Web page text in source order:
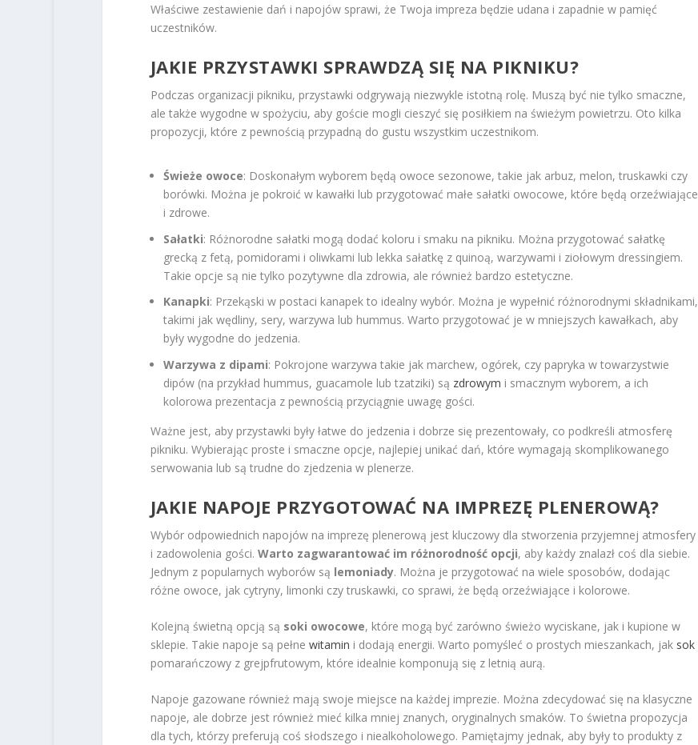
Właściwe zestawienie dań i napojów sprawi, że Twoja impreza będzie udana i zapadnie w pamięć
uczestników.
JAKIE PRZYSTAWKI SPRAWDZĄ SIĘ NA PIKNIKU?
Podczas organizacji pikniku, przystawki odgrywają niezwykle istotną rolę. Muszą być nie tylko smaczne,
ale także wygodne w spożyciu, aby goście mogli cieszyć się posiłkiem na świeżym powietrzu. Oto kilka
propozycji, które z pewnością przypadną do gustu wszystkim uczestnikom.
Świeże owoce: Doskonałym wyborem będą owoce sezonowe, takie jak arbuz, melon, truskawki czy
borówki. Można je pokroić w kawałki lub przygotować małe sałatki owocowe, które będą orzeźwiające
i zdrowe.
Sałatki: Różnorodne sałatki mogą dodać koloru i smaku na pikniku. Można przygotować sałatkę
grecką z fetą, pomidorami i oliwkami lub lekka sałatkę z quinoą, warzywami i ziołowym dressingiem.
Takie opcje są nie tylko pozytywne dla zdrowia, ale również bardzo estetyczne.
Kanapki: Przekąski w postaci kanapek to idealny wybór. Można je wypełnić różnorodnymi składnikami,
takimi jak wędliny, sery, warzywa lub hummus. Warto przygotować je w mniejszych kawałkach, aby
były wygodne do jedzenia.
Warzywa z dipami: Pokrojone warzywa takie jak marchew, ogórek, czy papryka w towarzystwie
dipów (na przykład hummus, guacamole lub tzatziki) są zdrowym i smacznym wyborem, a ich
kolorowa prezentacja z pewnością przyciągnie uwagę gości.
Ważne jest, aby przystawki były łatwe do jedzenia i dobrze się prezentowały, co podkreśli atmosferę
pikniku. Wybierając proste i smaczne opcje, najlepiej unikać dań, które wymagają skomplikowanego
serwowania lub są trudne do zjedzenia w plenerze.
JAKIE NAPOJE PRZYGOTOWAĆ NA IMPREZĘ PLENEROWĄ?
Wybór odpowiednich napojów na imprezę plenerową jest kluczowy dla stworzenia przyjemnej atmosfery
i zadowolenia gości. Warto zagwarantować im różnorodność opcji, aby każdy znalazł coś dla siebie.
Jednym z popularnych wyborów są lemoniady. Można je przygotować na wiele sposobów, dodając
różne owoce, jak cytryny, limonki czy truskawki, co sprawi, że będą orzeźwiające i kolorowe.
Kolejną świetną opcją są soki owocowe, które mogą być zarówno świeżo wyciskane, jak i kupione w
sklepie. Takie napoje są pełne witamin i dodają energii. Warto pomyśleć o prostych mieszankach, jak sok
pomarańczowy z grejpfrutowym, które idealnie komponują się z letnią aurą.
Napoje gazowane również mają swoje miejsce na każdej imprezie. Można zdecydować się na klasyczne
napoje, ale dobrze jest również mieć kilka mniej znanych, oryginalnych smaków. To świetna propozycja
dla tych, którzy preferują coś słodszego i niealkoholowego. Pamiętajmy jednak, aby były to produkty z